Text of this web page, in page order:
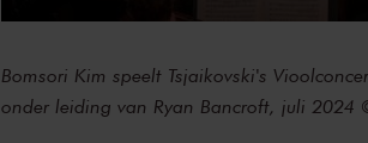
Bomsori Kim speelt Tsjaikovski's
onder leiding van Ryan Bancroft, juli 2024